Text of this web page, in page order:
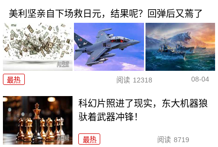
美利坚亲自下场救日元，结果呢？回弹后又蔫了
最热 阅读 12318 08-04
科幻片照进了现实，东大机器狼
驮着武器冲锋！
最热 阅读 8719